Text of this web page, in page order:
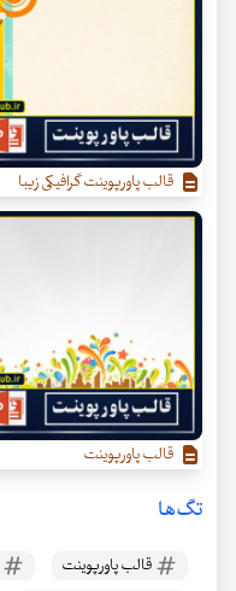
قالب پاورپوینت گرافیکی زیبا
قالب پاورپوینت
تگ‌ها
قالب پاورپوینت